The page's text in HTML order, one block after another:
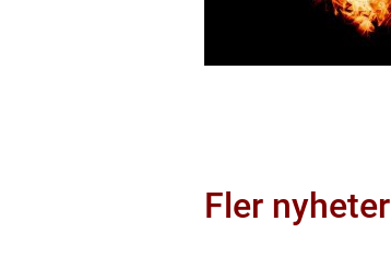
Fler nyheter